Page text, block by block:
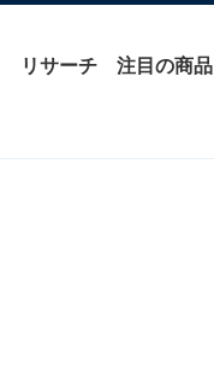
リサーチ 注目の商品